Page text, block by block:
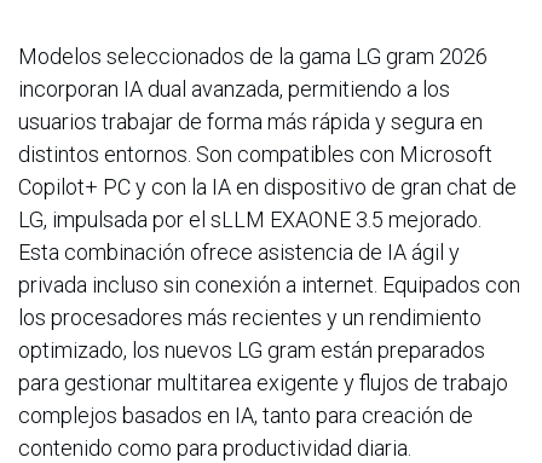
Modelos seleccionados de la gama LG gram 2026
incorporan IA dual avanzada, permitiendo a los
usuarios trabajar de forma más rápida y segura en
distintos entornos. Son compatibles con Microsoft
Copilot+ PC y con la IA en dispositivo de gran chat de
LG, impulsada por el sLLM EXAONE 3.5 mejorado.
Esta combinación ofrece asistencia de IA ágil y
privada incluso sin conexión a internet. Equipados con
los procesadores más recientes y un rendimiento
optimizado, los nuevos LG gram están preparados
para gestionar multitarea exigente y flujos de trabajo
complejos basados en IA, tanto para creación de
contenido como para productividad diaria.